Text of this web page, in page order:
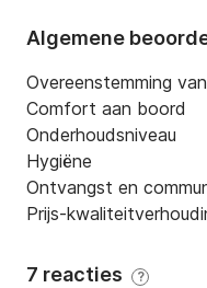
Algemene
Overeenstemming
Comfort aan boord
Onderhoudsniveau
Hygiëne
Ontvangst en
Prijs-
7 reacties ?